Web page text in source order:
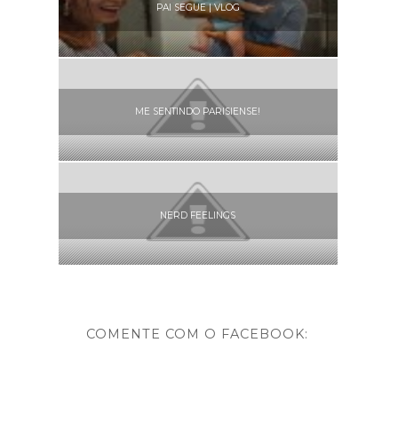
PAI SEGUE | VLOG
ME SENTINDO PARISIENSE!
NERD FEELINGS
COMENTE COM O FACEBOOK: